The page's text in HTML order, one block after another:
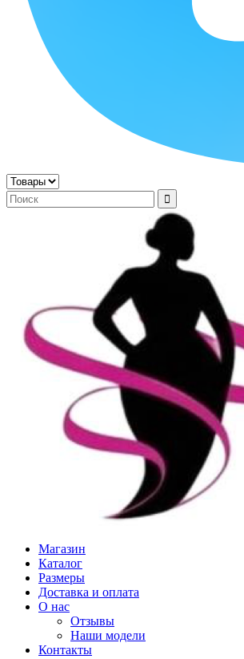
Магазин
Каталог
Размеры
Доставка и оплата
О нас
Отзывы
Наши модели
Контакты